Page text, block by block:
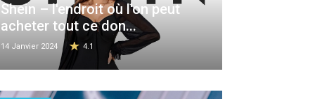
Shein – l'endroit où l'on peut
acheter tout ce don...
14 Janvier 2024 4.1